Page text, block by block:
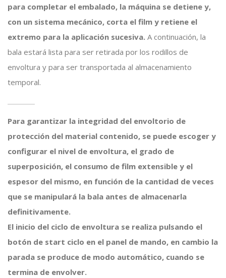
para completar el embalado, la máquina se detiene y,
con un sistema mecánico, corta el film y retiene el
extremo para la aplicación sucesiva. A continuación, la
bala estará lista para ser retirada por los rodillos de
envoltura y para ser transportada al almacenamiento
temporal.
Para garantizar la integridad del envoltorio de
protección del material contenido, se puede escoger y
configurar el nivel de envoltura, el grado de
superposición, el consumo de film extensible y el
espesor del mismo, en función de la cantidad de veces
que se manipulará la bala antes de almacenarla
definitivamente.
El inicio del ciclo de envoltura se realiza pulsando el
botón de start ciclo en el panel de mando, en cambio la
parada se produce de modo automático, cuando se
termina de envolver.